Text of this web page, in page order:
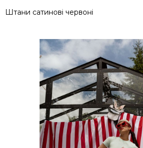
Штани сатинові червоні